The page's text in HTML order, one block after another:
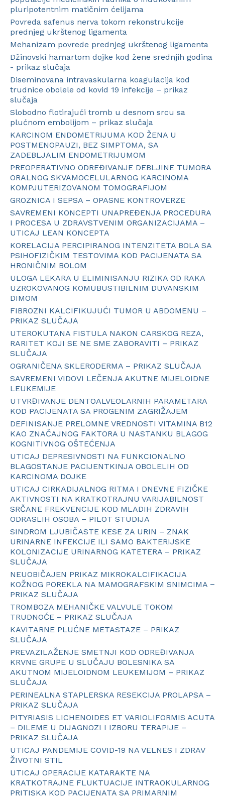
pluripotentnim matičnim ćelijama
Povreda safenus nerva tokom rekonstrukcije
prednjeg ukrštenog ligamenta
Mehanizam povrede prednjeg ukrštenog ligamenta
Džinovski hamartom dojke kod žene srednjih godina
- prikaz slučaja
Diseminovana intravaskularna koagulacija kod
trudnice obolele od kovid 19 infekcije – prikaz
slučaja
Slobodno flotirajući tromb u desnom srcu sa
plućnom embolijom – prikaz slučaja
KARCINOM ENDOMETRIJUMA KOD ŽENA U
POSTMENOPAUZI, BEZ SIMPTOMA, SA
ZADEBLJALIM ENDOMETRIJUMOM
PREOPERATIVNO ODREĐIVANJE DEBLJINE TUMORA
ORALNOG SKVAMOCELULARNOG KARCINOMA
KOMPJUTERIZOVANOM TOMOGRAFIJOM
GROZNICA I SEPSA – OPASNE KONTROVERZE
SAVREMENI KONCEPTI UNAPREĐENJA PROCEDURA
I PROCESA U ZDRAVSTVENIM ORGANIZACIJAMA –
UTICAJ LEAN KONCEPTA
KORELACIJA PERCIPIRANOG INTENZITETA BOLA SA
PSIHOFIZIČKIM TESTOVIMA KOD PACIJENATA SA
HRONIČNIM BOLOM
ULOGA LEKARA U ELIMINISANJU RIZIKA OD RAKA
UZROKOVANOG KOMUBUSTIBILNIM DUVANSKIM
DIMOM
FIBROZNI KALCIFIKUJUĆI TUMOR U ABDOMENU –
PRIKAZ SLUČAJA
UTEROKUTANA FISTULA NAKON CARSKOG REZA,
RARITET KOJI SE NE SME ZABORAVITI – PRIKAZ
SLUČAJA
OGRANIČENA SKLERODERMA – PRIKAZ SLUČAJA
SAVREMENI VIDOVI LEČENJA AKUTNE MIJELOIDNE
LEUKEMIJE
UTVRĐIVANJE DENTOALVEOLARNIH PARAMETARA
KOD PACIJENATA SA PROGENIM ZAGRIŽAJEM
DEFINISANJE PRELOMNE VREDNOSTI VITAMINA B12
KAO ZNAČAJNOG FAKTORA U NASTANKU BLAGOG
KOGNITIVNOG OŠTEĆENJA
UTICAJ DEPRESIVNOSTI NA FUNKCIONALNO
BLAGOSTANJE PACIJENTKINJA OBOLELIH OD
KARCINOMA DOJKE
UTICAJ CIRKADIJALNOG RITMA I DNEVNE FIZIČKE
AKTIVNOSTI NA KRATKOTRAJNU VARIJABILNOST
SRČANE FREKVENCIJE KOD MLADIH ZDRAVIH
ODRASLIH OSOBA – PILOT STUDIJA
SINDROM LJUBIČASTE KESE ZA URIN – ZNAK
URINARNE INFEKCIJE ILI SAMO BAKTERIJSKE
KOLONIZACIJE URINARNOG KATETERA – PRIKAZ
SLUČAJA
NEUOBIČAJEN PRIKAZ MIKROKALCIFIKACIJA
KOŽNOG POREKLA NA MAMOGRAFSKIM SNIMCIMA −
PRIKAZ SLUČAJA
TROMBOZA MEHANIČKE VALVULE TOKOM
TRUDNOĆE – PRIKAZ SLUČAJA
KAVITARNE PLUĆNE METASTAZE – PRIKAZ
SLUČAJA
PREVAZILAŽENJE SMETNJI KOD ODREĐIVANJA
KRVNE GRUPE U SLUČAJU BOLESNIKA SA
AKUTNOM MIJELOIDNOM LEUKEMIJOM – PRIKAZ
SLUČAJA
PERINEALNA STAPLERSKA RESEKCIJA PROLAPSA –
PRIKAZ SLUČAJA
PITYRIASIS LICHENOIDES ET VARIOLIFORMIS ACUTA
– DILEME U DIJAGNOZI I IZBORU TERAPIJE –
PRIKAZ SLUČAJA
UTICAJ PANDEMIJE COVID-19 NA VELNES I ZDRAV
ŽIVOTNI STIL
UTICAJ OPERACIJE KATARAKTE NA
KRATKOTRAJNE FLUKTUACIJE INTRAOKULARNOG
PRITISKA KOD PACIJENATA SA PRIMARNIM